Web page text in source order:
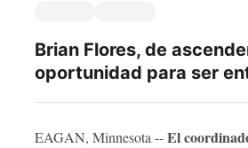
Brian Flores, de
oportunidad para ser
EAGAN, Minnesota --El